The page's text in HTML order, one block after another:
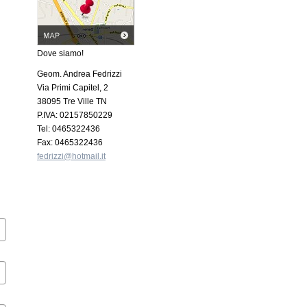
Dove siamo!
Geom. Andrea Fedrizzi
Via Primi Capitel, 2
38095 Tre Ville TN
P.IVA: 02157850229
Tel: 0465322436
Fax: 0465322436
fedrizzi@hotmail.it